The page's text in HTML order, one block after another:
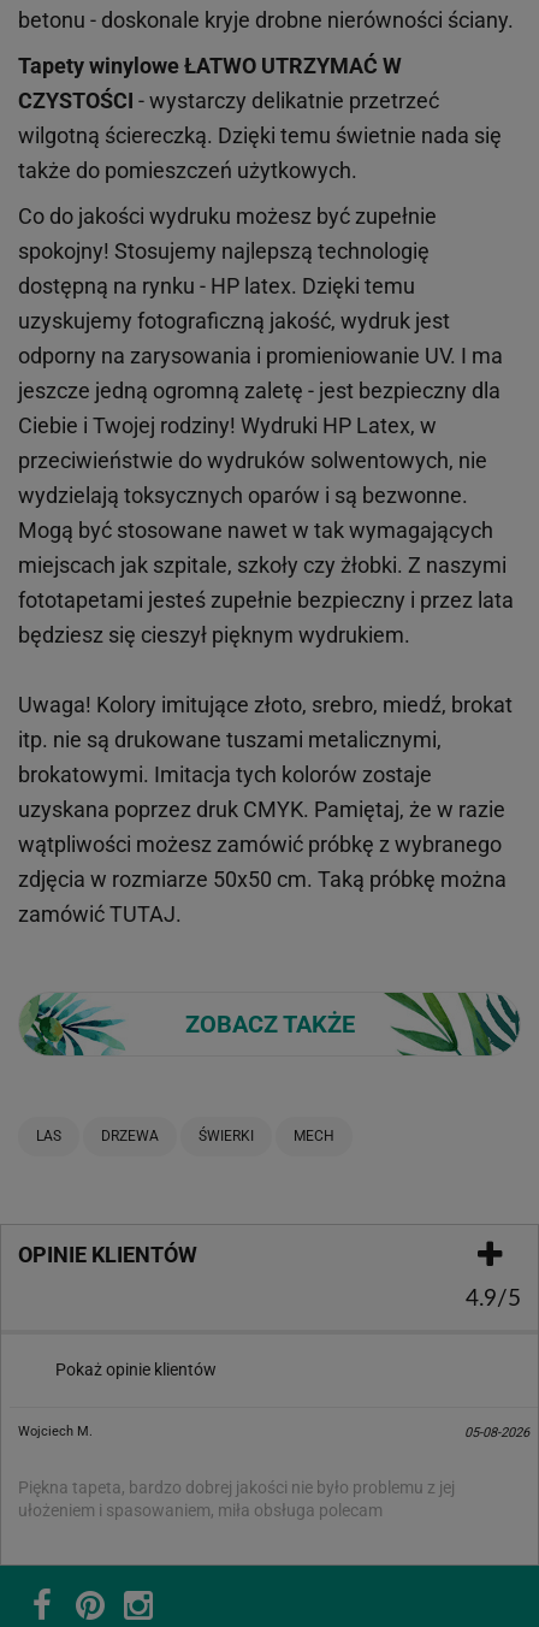
betonu - doskonale kryje drobne nierówności ściany.
Tapety winyloweŁATWO UTRZYMAĆ W
CZYSTOŚCI - wystarczy delikatnie przetrzeć
wilgotną ściereczką. Dzięki temu świetnie nada się
także do pomieszczeń użytkowych.
Co do jakości wydruku możesz być zupełnie
spokojny! Stosujemy najlepszą technologię
dostępną na rynku - HP latex. Dzięki temu
uzyskujemy fotograficzną jakość, wydruk jest
odporny na zarysowania i promieniowanie UV. I ma
jeszcze jedną ogromną zaletę - jest bezpieczny dla
Ciebie i Twojej rodziny! Wydruki HP Latex, w
przeciwieństwie do wydruków solwentowych, nie
wydzielają toksycznych oparów i są bezwonne.
Mogą być stosowane nawet w tak wymagających
miejscach jak szpitale, szkoły czy żłobki. Z naszymi
fototapetami jesteś zupełnie bezpieczny i przez lata
będziesz się cieszył pięknym wydrukiem.
Uwaga! Kolory imitujące złoto, srebro, miedź, brokat
itp. nie są drukowane tuszami metalicznymi,
brokatowymi. Imitacja tych kolorów zostaje
uzyskana poprzez druk CMYK. Pamiętaj, że w razie
wątpliwości możesz zamówić próbkę z wybranego
zdjęcia w rozmiarze 50x50 cm. Taką próbkę można
zamówićTUTAJ.
ZOBACZ TAKŻE
LAS DRZEWA ŚWIERKI MECH
OPINIE KLIENTÓW
4.9/5
Pokaż opinie klientów
Wojciech M. 05-08-2026
Piękna tapeta, bardzo dobrej jakości nie było problemu z jej
ułożeniem i spasowaniem, miła obsługa polecam